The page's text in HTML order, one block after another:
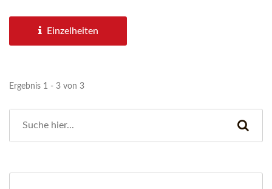
Einzelheiten
Ergebnis 1 - 3 von 3